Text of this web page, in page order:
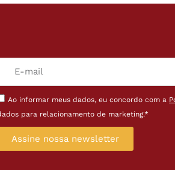
Ao informar meus dados, eu concordo com a
para relacionamento de marketing.*
Assine nossa newsletter